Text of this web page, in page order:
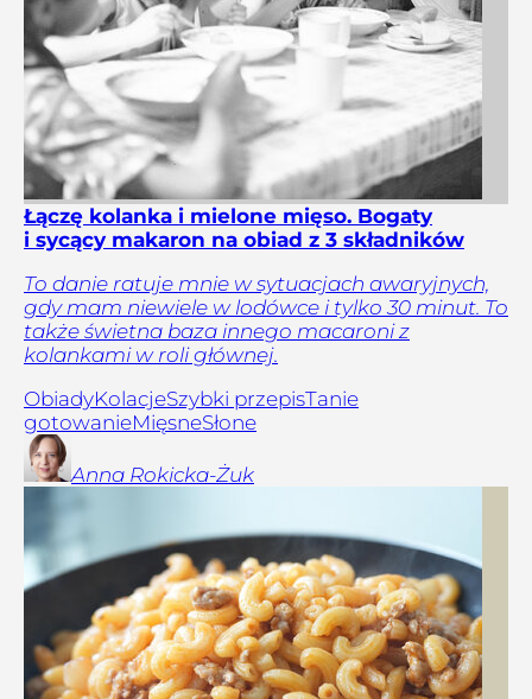
Łączę kolanka i mielone mięso. Bogaty
i sycący makaron na obiad z 3 składników
To danie ratuje mnie w sytuacjach awaryjnych,
gdy mam niewiele w lodówce i tylko 30 minut. To
także świetna baza innego macaroni z
kolankami w roli głównej.
ObiadyKolacjeSzybki przepisTanie
gotowanieMięsneSłone
Anna Rokicka-Żuk